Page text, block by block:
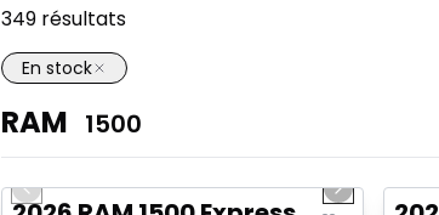
349 résultats
En stock
RAM 1500
1/7
En stock
Previous slide Next slide
En